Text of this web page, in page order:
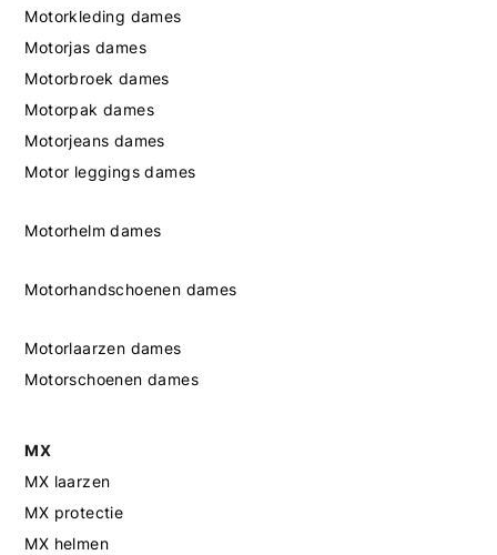
Motorkleding dames
Motorjas dames
Motorbroek dames
Motorpak dames
Motorjeans dames
Motor leggings dames
Motorhelm dames
Motorhandschoenen dames
Motorlaarzen dames
Motorschoenen dames
MX
MX laarzen
MX protectie
MX helmen